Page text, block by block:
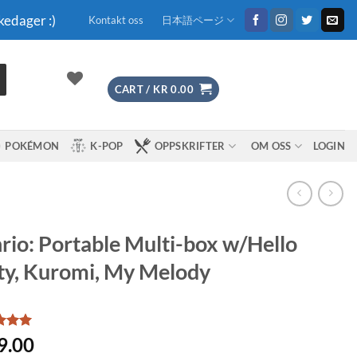
:) Kontakt oss 日本語ページ
CART / KR 0.00
POKÉMON K-POP OPPSKRIFTER OM OSS LOGIN
Portable Multi-box w/Hello
Kuromi, My Melody
5
5